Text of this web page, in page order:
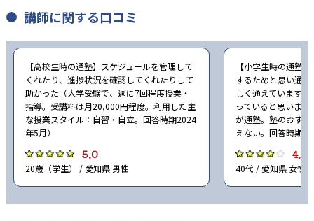
講師に関する口コミ
【高校生時の通塾】スケジュールを管理して
くれたり、進捗状況を確認してくれたりして
助かった（大学受験で、週に7回程度授業・
指導。受講料は月20,000円程度。利用した主
な授業スタイル：自習・自立。回答時期2024
年5月）
5.0
20歳（学生） / 愛知県 男性
【小学生時の通塾
するためと思い通
しく通えています
っていると思いま
が通塾。塾のおす
えない。回答時期
4.0
40代 / 愛知県 女性